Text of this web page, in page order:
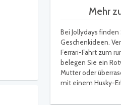
Mehr
Bei Jollydays
Geschenkideen.
Ferrari-Fahrt zum
belegen Sie ein
Mutter oder
mit einem Husky-